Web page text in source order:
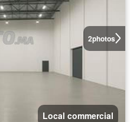
2photos
Local commercial